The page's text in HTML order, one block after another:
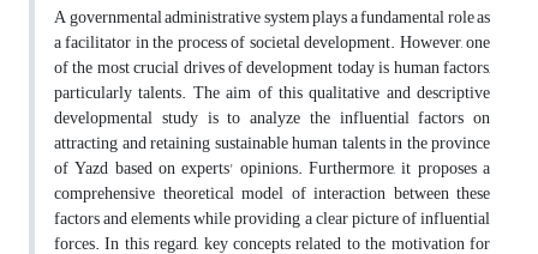
A governmental administrative system plays a fundamental role as
a facilitator in the process of societal development. However, one
of the most crucial drives of development today is human factors,
particularly talents. The aim of this qualitative and descriptive
developmental study is to analyze the influential factors on
attracting and retaining sustainable human talents in the province
of Yazd based on experts' opinions. Furthermore, it proposes a
comprehensive theoretical model of interaction between these
factors and elements while providing a clear picture of influential
forces. In this regard, key concepts related to the motivation for